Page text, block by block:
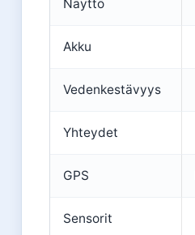
Näyttö
Akku
Vedenkestävyys
Yhteydet
GPS
Sensorit